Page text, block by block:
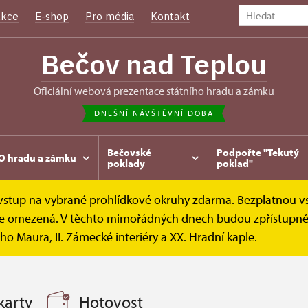
E-shop Pro média Kontakt
Bečov nad Teplou
oficiální webová prezentace státního hradu a zámku
DNEŠNÍ NÁVŠTĚVNÍ DOBA
hradu a zámku
Bečovské
poklady
Podpořte "Tekutý
poklad"
na vybrané prohlídkové okruhy zdarma. Bezplatnou
V těchto mimořádných dnech budou
Maura, II. Zámecké interiéry a XX. Hradní kaple.
Vstupné
Hotovost